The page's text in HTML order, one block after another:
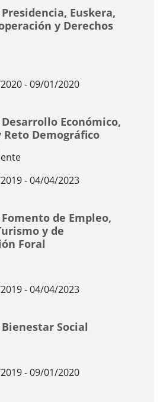
Euskera,
y Derechos
- 09/01/2020
Económico,
Demográfico
- 04/04/2023
de Empleo,
y de
Foral
- 04/04/2023
Social
- 09/01/2020